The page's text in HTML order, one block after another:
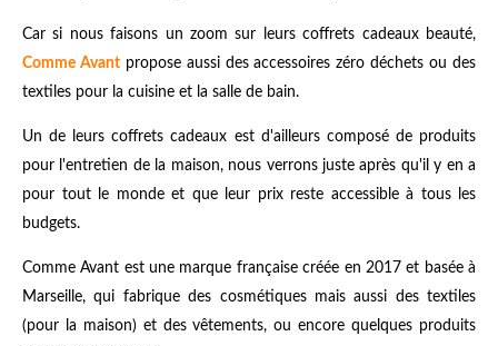
Car si nous faisons un zoom sur leurs coffrets cadeaux beauté,
Comme Avantpropose aussi des accessoires zéro déchets ou des
textiles pour la cuisine et la salle de bain.
Un de leurs coffrets cadeaux est d'ailleurs composé de produits
pour l'entretien de la maison, nous verrons juste après qu'il y en a
pour tout le monde et que leur prix reste accessible à tous les
budgets.
Comme Avant est une marque française créée en 2017 et basée à
Marseille, qui fabrique des cosmétiques mais aussi des textiles
(pour la maison) et des vêtements, ou encore quelques produits